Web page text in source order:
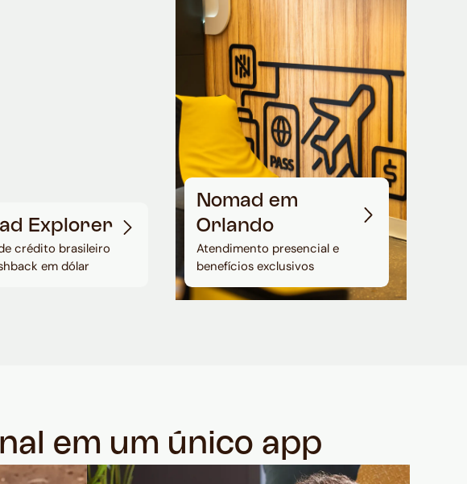
Explorer
crédito brasileiro
em dólar
Nomad em
Orlando
Atendimento presencial e
benefícios exclusivos
em um único app